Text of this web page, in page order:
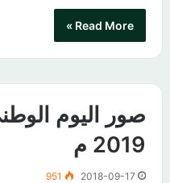
Read More »
2019 م
2018-09-17
951